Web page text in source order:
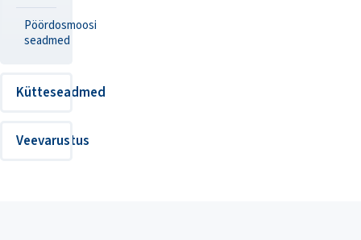
Pöördosmoosi
seadmed
Kütteseadmed
Veevarustus